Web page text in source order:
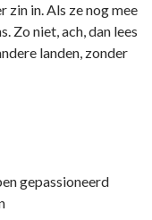
in. Als ze nog mee
Zo niet, ach, dan lees
landen, zonder
gepassioneerd